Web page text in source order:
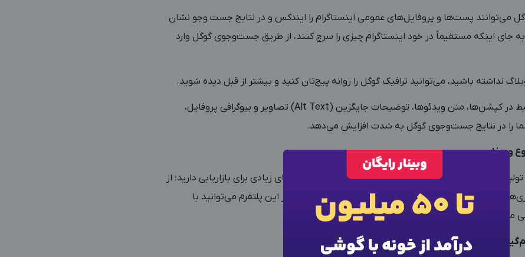
می‌توانند پست‌ها و پروفایل‌های عمومی اینستاگرام را ایندکس و در نتایج جست وجو نشان
جای اینکه مستقیماً در خود اینستاگرام چیزی را سرچ کنند، از طریق جست‌وجوی گوگل وارد
نداشته باشید، می‌توانید ترافیک گوگل را روانه پیج‌تان کنید و بیشتر از قبل دیده شوید.
استفاده از کلمات کلیدی مرتبط در کپشن‌ها، متن ویدئوها، توضیحات جایگزین (Alt Text) تصاویر و بیوگرافی پروفایل،
را در نتایج جست‌وجوی گوگل به شدت افزایش می‌دهد.
و جذاب
انواع محتواهای خلاقانه و سرگرم‌کننده باز است و فرصت‌های زیادی برای بازاریابی دارید؛ از
تعاملی گرفته تا لایو و پست‌های مشترک و…؛ پس شما در این پلتفرم می‌توانید با
مختلف، مخاطبان را جذب و درگیر کنید.
داده‌محور
ورود به حساب کاربری
شماره موبایل خود را وارد کنید
بعد از ثبت شماره کد برای شما پیامک خواهد شد